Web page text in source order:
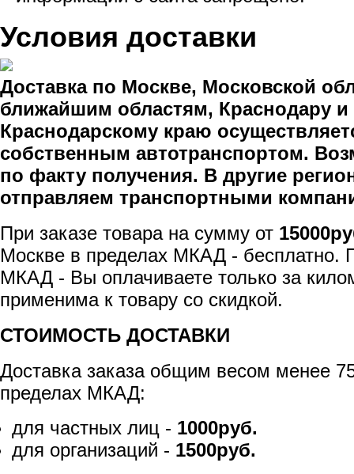
Условия доставки
Доставка по Москве, Московской
ближайшим областям, Краснодару и
Краснодарскому краю
собственным автотранспортом.
по факту получения. В другие
отправляем транспортными
При заказе товара на сумму от
Москве в пределах МКАД - бесплатно.
МКАД - Вы оплачиваете только за
применима к товару со скидкой.
СТОИМОСТЬ ДОСТАВКИ
Доставка заказа общим весом менее
пределах МКАД:
для частных лиц - 1000руб.
для организаций - 1500руб.